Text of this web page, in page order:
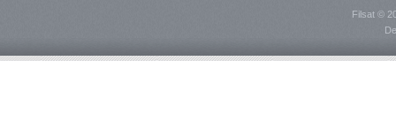
Filsat ©